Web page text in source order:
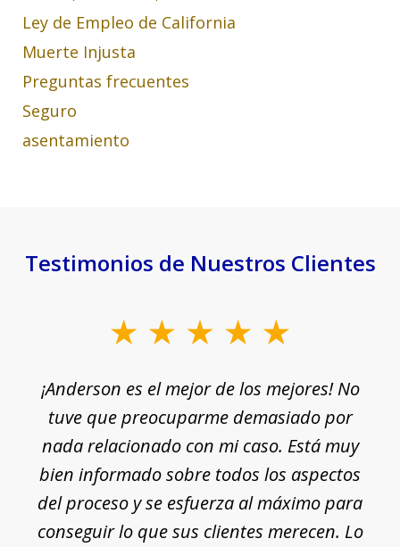
Ley de Empleo de California
Muerte Injusta
Preguntas frecuentes
Seguro
asentamiento
Testimonios de Nuestros Clientes
¡Anderson es el mejor de los mejores! No
tuve que preocuparme demasiado por
nada relacionado con mi caso. Está muy
bien informado sobre todos los aspectos
del proceso y se esfuerza al máximo para
conseguir lo que sus clientes merecen. Lo